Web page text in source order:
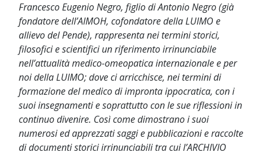
Francesco Eugenio Negro, figlio di Antonio Negro (già
fondatore dell’AIMOH, cofondatore della LUIMO e
allievo del Pende), rappresenta nei termini storici,
filosofici e scientifici un riferimento irrinunciabile
nell’attualità medico-omeopatica internazionale e per
noi della LUIMO; dove ci arricchisce, nei termini di
formazione del medico di impronta ippocratica, con i
suoi insegnamenti e soprattutto con le sue riflessioni in
continuo divenire. Così come dimostrano i suoi
numerosi ed apprezzati saggi e pubblicazioni e raccolte
di documenti storici irrinunciabili tra cui l’ARCHIVIO